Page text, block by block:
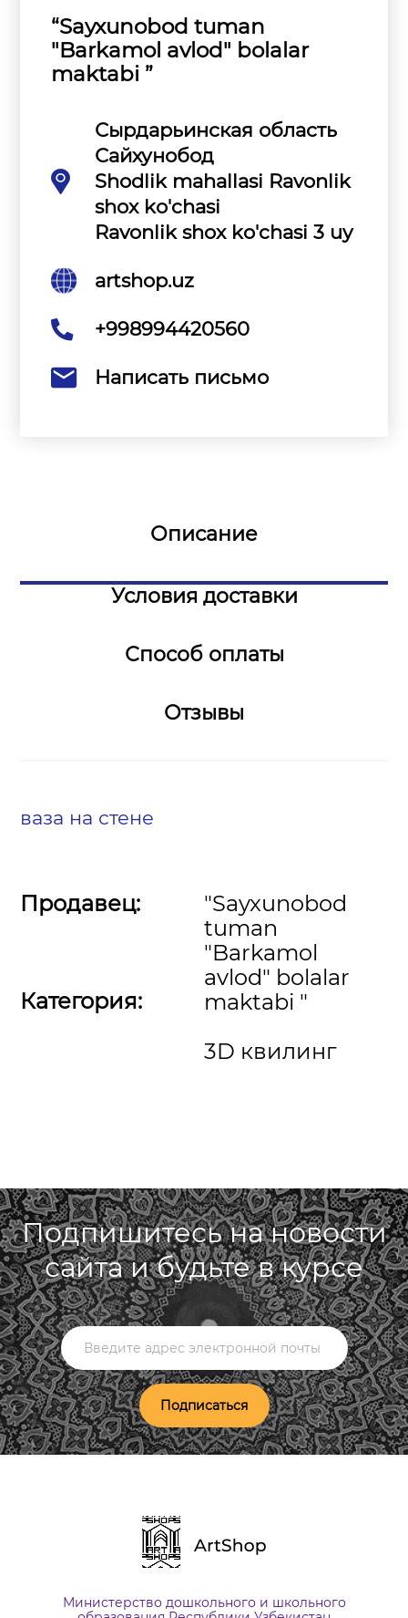
“Sayxunobod tuman
"Barkamol avlod" bolalar
maktabi ”
Сырдарьинская область
Сайхунобод
Shodlik mahallasi Ravonlik
shox ko'chasi
Ravonlik shox ko'chasi 3 uy
artshop.uz
+998994420560
Написать письмо
Описание
Условия доставки
Способ оплаты
Отзывы
ваза на стене
Продавец:
Категория:
"Sayxunobod
tuman
"Barkamol
avlod" bolalar
maktabi "
3D квилинг
Подпишитесь на новости
сайта и будьте в курсе
Подписаться
Министерство дошкольного и школьного